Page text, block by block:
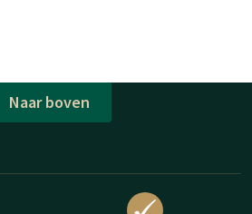
Naar boven